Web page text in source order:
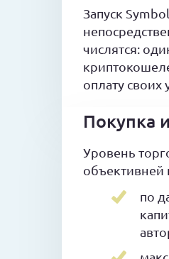
Запуск
числятся:
оплату своих
Покупка
Уровень
объективней
по